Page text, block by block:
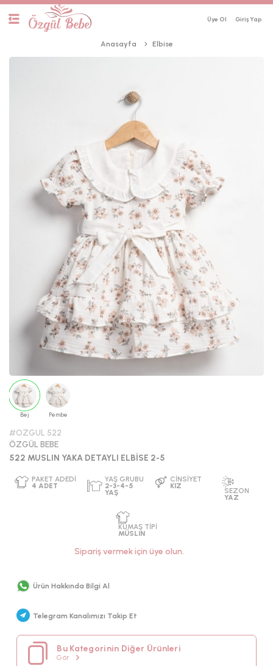
Üye Ol
Anasayfa Elbise
Bej Pembe
#OZGUL 522
ÖZGÜL BEBE
522 MUSLIN YAKA DETAYLI ELBİSE 2-5
YAŞ GRUBU
YAŞ
Sipariş vermek için üye olun.
Ürün Hakkında Bilgi Al
Telegram Kanalımızı Takip Et
Bu Kategorinin Diğer Ürünleri
Gör